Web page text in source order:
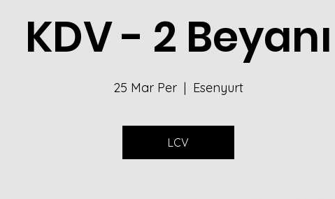
KDV - 2 Beyanı
25 Mar Per
  |
Esenyurt
LCV